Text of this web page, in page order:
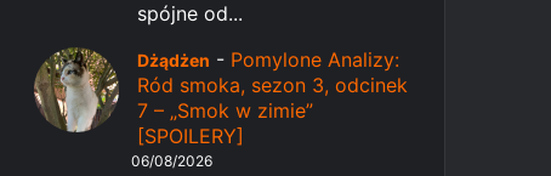
spójne od...
Dżądżen - Pomylone Analizy:
Ród smoka, sezon 3, odcinek
7 – „Smok w zimie”
[SPOILERY]
06/08/2026